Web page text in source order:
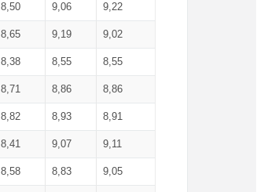
8,50 9,06 9,22
8,65 9,19 9,02
8,38 8,55 8,55
8,71 8,86 8,86
8,82 8,93 8,91
8,41 9,07 9,11
8,58 8,83 9,05